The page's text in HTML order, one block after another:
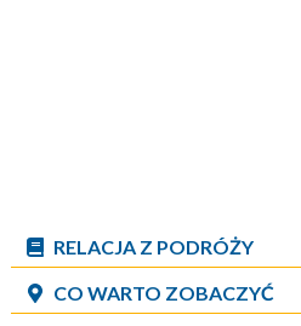
RELACJA Z PODRÓŻY
CO WARTO ZOBACZYĆ